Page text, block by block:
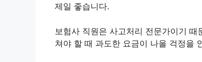
제일 좋습니다.
보험사 직원은 사고처리 전문가이기
쳐야 할 때 과도한 요금이 나올 걱정을